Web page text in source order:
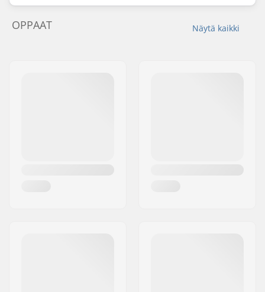
Näytä kaikki
OPPAAT